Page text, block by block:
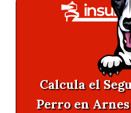
Calcula el
Perro en